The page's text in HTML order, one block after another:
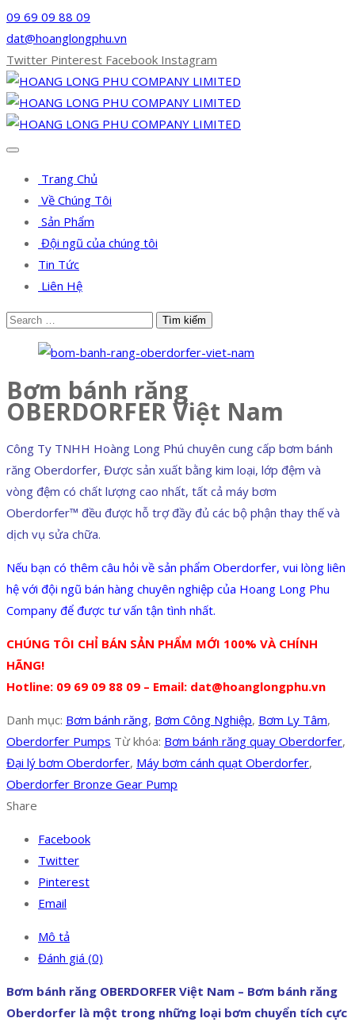
09 69 09 88 09
dat@hoanglongphu.vn
Twitter Pinterest Facebook Instagram
Trang Chủ
Về Chúng Tôi
Sản Phẩm
Đội ngũ của chúng tôi
Tin Tức
Liên Hệ
Bơm bánh răng
OBERDORFER Việt Nam
Công Ty TNHH Hoàng Long Phú chuyên cung cấp bơm bánh
răng Oberdorfer, Được sản xuất bằng kim loại, lớp đệm và
vòng đệm có chất lượng cao nhất, tất cả máy bơm
Oberdorfer™ đều được hỗ trợ đầy đủ các bộ phận thay thế và
dịch vụ sửa chữa.
Nếu bạn có thêm câu hỏi về sản phẩm Oberdorfer, vui lòng liên
hệ với đội ngũ bán hàng chuyên nghiệp của Hoang Long Phu
Company để được tư vấn tận tình nhất.
CHÚNG TÔI CHỈ BÁN SẢN PHẨM MỚI 100% VÀ CHÍNH
HÃNG!
Hotline: 09 69 09 88 09 – Email: dat@hoanglongphu.vn
Danh mục: Bơm bánh răng, Bơm Công Nghiệp, Bơm Ly Tâm,
Oberdorfer Pumps Từ khóa: Bơm bánh răng quay Oberdorfer,
Đại lý bơm Oberdorfer, Máy bơm cánh quạt Oberdorfer,
Oberdorfer Bronze Gear Pump
Share
Facebook
Twitter
Pinterest
Email
Mô tả
Đánh giá (0)
Bơm bánh răng OBERDORFER Việt Nam – Bơm bánh răng
Oberdorfer là một trong những loại bơm chuyển tích cực